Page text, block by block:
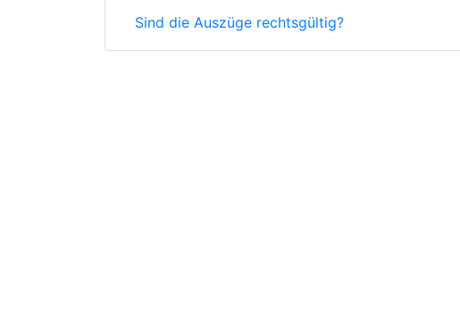
Sind die Auszüge rechtsgültig?